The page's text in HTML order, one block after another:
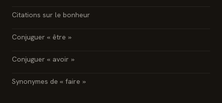
Citations sur le bonheur
Conjuguer « être »
Conjuguer « avoir »
Synonymes de « faire »